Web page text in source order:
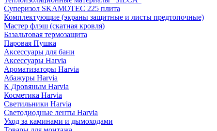
Суперизол SKAMOTEC 225 плита
Комплектующие (экраны защитные и листы предтопочные)
Мастер флэш (скатная кровля)
Базальтовая термозащита
Паровая Пушка
Аксессуары для бани
Аксессуары Harvia
Ароматизаторы Harvia
Абажуры Harvia
К Дровяным Harvia
Косметика Harvia
Светильники Harvia
Светодиодные ленты Harvia
Уход за каминами и дымоходами